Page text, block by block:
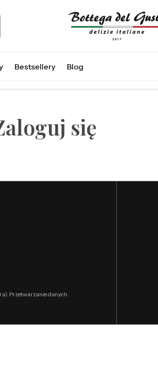
Bestsellery Blog
się
Przetwarzanie danych